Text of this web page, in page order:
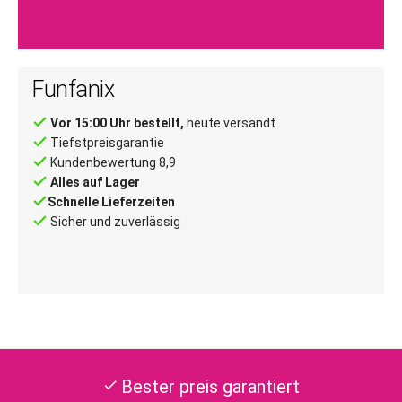
Funfanix
done Vor 15:00 Uhr bestellt, heute versandt
done Tiefstpreisgarantie
done Kundenbewertung 8,9
done Alles auf Lager
doneSchnelle Lieferzeiten
done Sicher und zuverlässig
check Bester preis garantiert